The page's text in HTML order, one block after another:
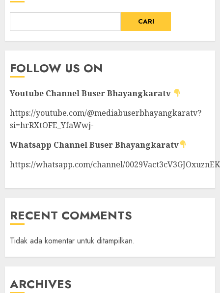
CARI
FOLLOW US ON
Youtube ChannelBuser Bhayangkaratv
https://youtube.com/@mediabuserbhayangkaratv?
si=hrRXtOFE_YfaWwj-
Whatsapp ChannelBuser Bhayangkaratv
https://whatsapp.com/channel/
RECENT COMMENTS
Tidak ada komentar untuk ditampilkan.
ARCHIVES